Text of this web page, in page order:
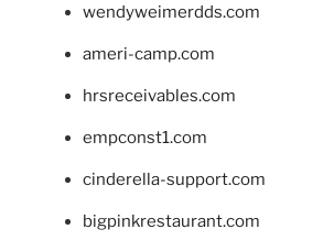
wendyweimerdds.com
ameri-camp.com
hrsreceivables.com
empconst1.com
cinderella-support.com
bigpinkrestaurant.com